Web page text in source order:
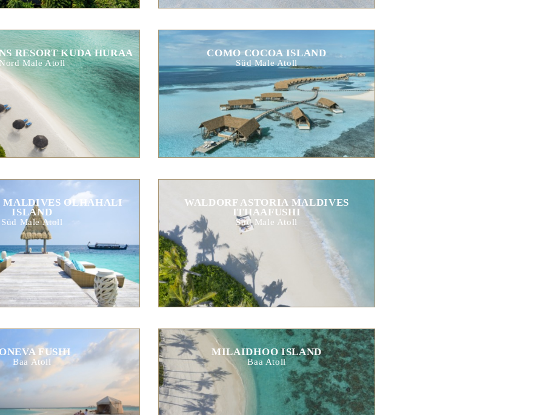
RESORT KUDA HURAA
Male Atoll
COMO COCOA ISLAND
Süd Male Atoll
MALDIVES OLHAHALI
ISLAND
Süd Male Atoll
WALDORF ASTORIA MALDIVES
ITHAAFUSHI
Süd Male Atoll
FUSHI
Baa Atoll
MILAIDHOO ISLAND
Baa Atoll